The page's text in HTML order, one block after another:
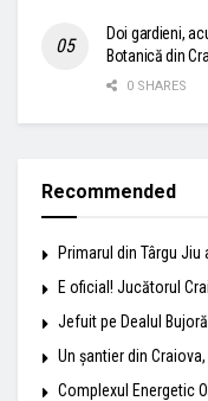
Doi gardieni,
Botanică din
0 SHARES
Recommended
Primarul din Târgu
E oficial! Jucătorul
Jefuit pe Dealul
Un șantier din
Complexul Energetic